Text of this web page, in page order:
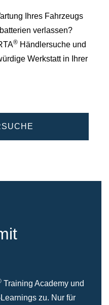
Ihres Fahrzeugs
verlassen?
® Händlersuche und
Werkstatt in Ihrer
Training Academy und
zu. Nur für